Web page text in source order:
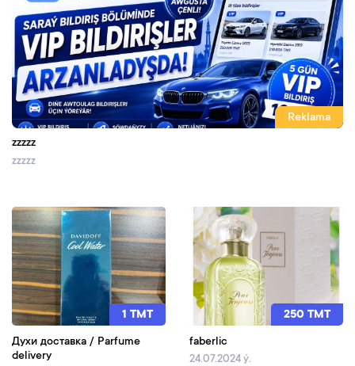
Reklama
zzzzz
zzzzz
1 TMT
Духи доставка / Parfume
delivery
250 TMT
faberlic
24.07.2024 ý.